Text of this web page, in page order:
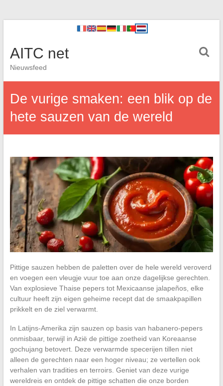
AITC net
Nieuwsfeed
De vurige smaken: een blik op de
hete sauzen van de wereld
Pittige sauzen hebben de paletten over de hele wereld veroverd
en voegen een vleugje vuur toe aan onze dagelijkse gerechten.
Van explosieve Thaise pepers tot Mexicaanse jalapeños, elke
cultuur heeft zijn eigen geheime recept dat de smaakpapillen
prikkelt en de ziel verwarmt.
In Latijns-Amerika zijn sauzen op basis van habanero-pepers
onmisbaar, terwijl in Azië de pittige zoetheid van Koreaanse
gochujang betovert. Deze verwarmde specerijen tillen niet
alleen de gerechten naar een hoger niveau; ze vertellen ook
verhalen van tradities en terroirs. Geniet van deze vurige
wereldreis en ontdek de pittige schatten die onze borden